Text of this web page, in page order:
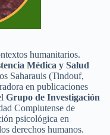
humanitarios.
Médica y Salud
Saharauis (Tindouf,
en publicaciones
Grupo de Investigación
Complutense de
psicológica en
derechos humanos.